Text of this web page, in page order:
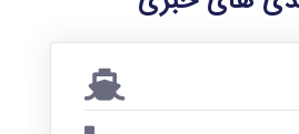
گزارش
تصویری
پادکست